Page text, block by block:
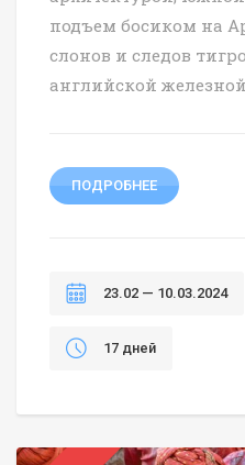
подъем босиком на
слонов и следов
английской
ПОДРОБНЕЕ
23.02 — 10.03.2024
17 дней